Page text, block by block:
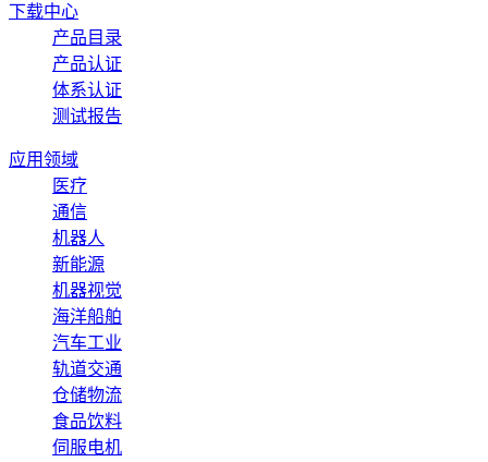
下载中心
产品目录
产品认证
体系认证
测试报告
应用领域
医疗
通信
机器人
新能源
机器视觉
海洋船舶
汽车工业
轨道交通
仓储物流
食品饮料
伺服电机